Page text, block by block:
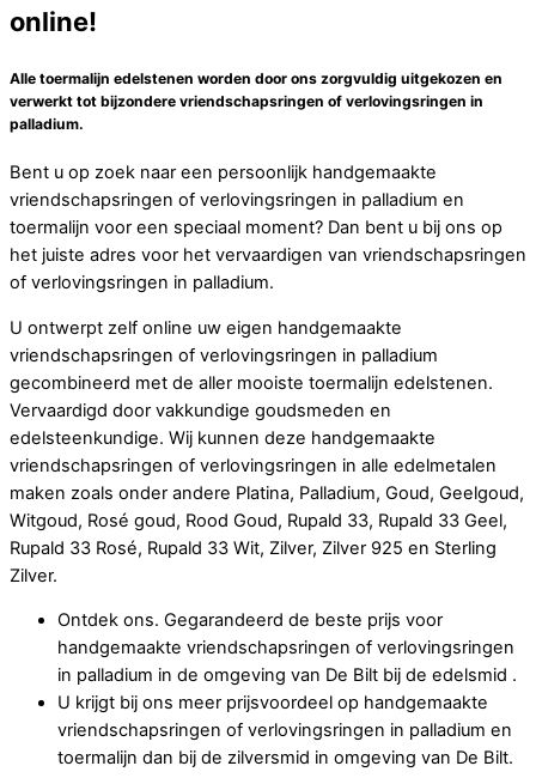
online!
Alle toermalijn edelstenen worden door ons zorgvuldig uitgekozen en
verwerkt tot bijzondere vriendschapsringen of verlovingsringen in
palladium.
Bent u op zoek naar een persoonlijk handgemaakte
vriendschapsringen of verlovingsringen in palladium en
toermalijn voor een speciaal moment? Dan bent u bij ons op
het juiste adres voor het vervaardigen van vriendschapsringen
of verlovingsringen in palladium.
U ontwerpt zelf online uw eigen handgemaakte
vriendschapsringen of verlovingsringen in palladium
gecombineerd met de aller mooiste toermalijn edelstenen.
Vervaardigd door vakkundige goudsmeden en
edelsteenkundige. Wij kunnen deze handgemaakte
vriendschapsringen of verlovingsringen in alle edelmetalen
maken zoals onder andere Platina, Palladium, Goud, Geelgoud,
Witgoud, Rosé goud, Rood Goud, Rupald 33, Rupald 33 Geel,
Rupald 33 Rosé, Rupald 33 Wit, Zilver, Zilver 925 en Sterling
Zilver.
Ontdek ons. Gegarandeerd de beste prijs voor
handgemaakte vriendschapsringen of verlovingsringen
in palladium in de omgeving van De Bilt bij de edelsmid .
U krijgt bij ons meer prijsvoordeel op handgemaakte
vriendschapsringen of verlovingsringen in palladium en
toermalijn dan bij de zilversmid in omgeving van De Bilt.